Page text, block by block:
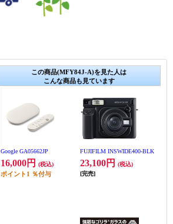
この商品(MFY84J-A)を見た人は
こんな商品も見ています
Google GA05662JP
16,000円 (税込)
ポイント 1 ％付与
FUJIFILM INSWIDE400-BLK
23,100円
(税込)
[完売]